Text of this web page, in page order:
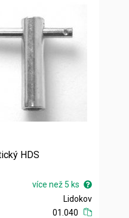
HDS
více než 5 ks
Lidokov
01.040